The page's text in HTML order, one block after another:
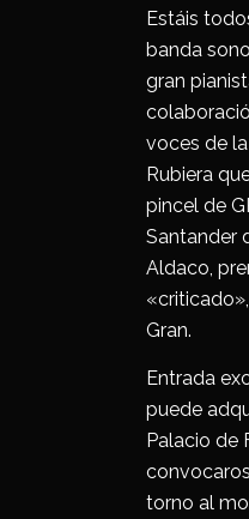
Estáis
banda
gran
voces de
Rubiera
pincel de
Santander
Aldaco,
Gran.
Entrada
puede
Palacio de
torno al